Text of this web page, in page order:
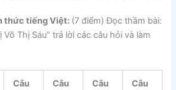
thức tiếng Việt: (7 điểm) Đọc thầm bài:
Võ Thị Sáu” trả lời các câu hỏi và làm
Câu
Câu
Câu
Câu